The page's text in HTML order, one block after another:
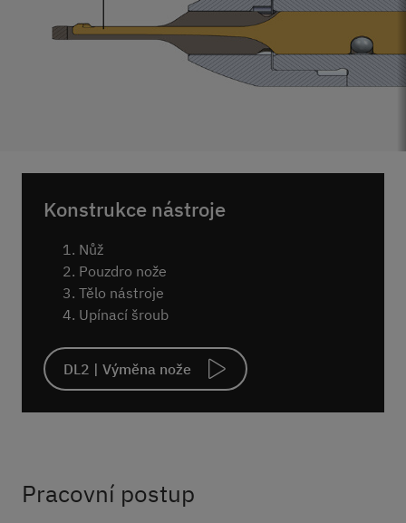
Konstrukce nástroje
Nůž
Pouzdro nože
Tělo nástroje
Upínací šroub
DL2 | Výměna nože
Pracovní postup